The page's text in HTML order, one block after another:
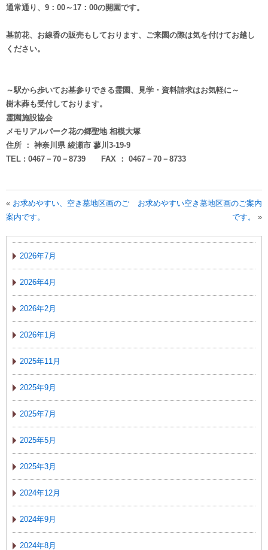
通常通り、9：00～17：00の開園です。
墓前花、お線香の販売もしております、ご来園の際は気を付けてお越し
ください。
～駅から歩いてお墓参りできる霊園、見学・資料請求はお気軽に～
樹木葬も受付しております。
霊園施設協会
メモリアルパーク花の郷聖地 相模大塚
住所 ： 神奈川県 綾瀬市 蓼川3-19-9
TEL : 0467－70－8739 FAX ： 0467－70－8733
« お求めやすい、空き墓地区画のご
案内です。
お求めやすい空き墓地区画のご案内
です。
»
2026年7月
2026年4月
2026年2月
2026年1月
2025年11月
2025年9月
2025年7月
2025年5月
2025年3月
2024年12月
2024年9月
2024年8月